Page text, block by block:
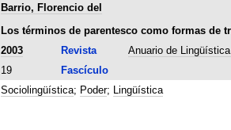
Barrio, Florencio del
Los términos de parentesco como formas de
2003 Revista
Anuario de
19
Fascículo
Sociolingüística; Poder; Lingüística